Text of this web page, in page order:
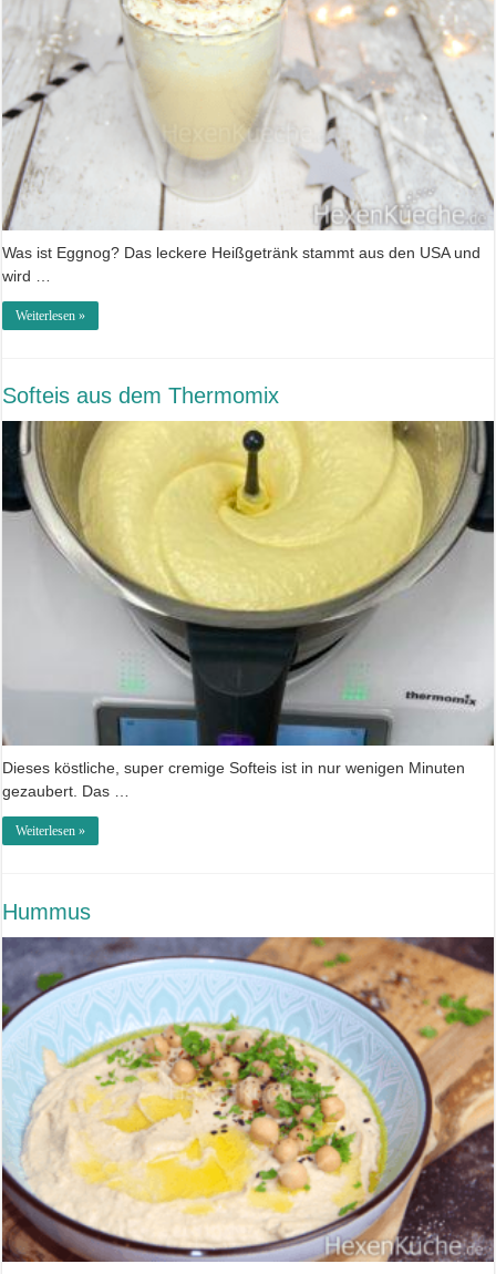
Was ist Eggnog? Das leckere Heißgetränk stammt aus den USA und
wird …
Weiterlesen »
Softeis aus dem Thermomix
Dieses köstliche, super cremige Softeis ist in nur wenigen Minuten
gezaubert. Das …
Weiterlesen »
Hummus